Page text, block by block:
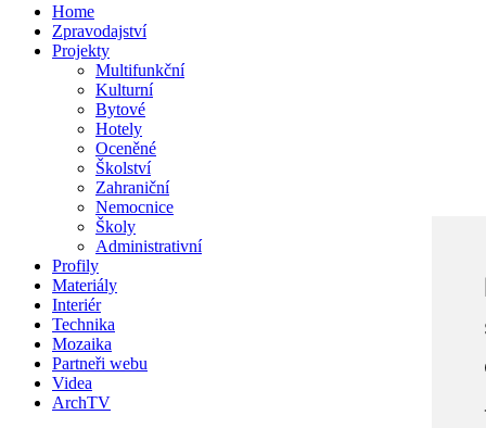
Home
Zpravodajství
Projekty
Multifunkční
Kulturní
Bytové
Hotely
Oceněné
Školství
Zahraniční
Nemocnice
Školy
Administrativní
Profily
Materiály
Interiér
Technika
Mozaika
Partneři webu
Videa
ArchTV